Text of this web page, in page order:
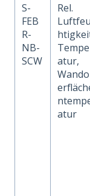
S-
FEB
R-
NB-
SCW
Rel.
atur,
atur